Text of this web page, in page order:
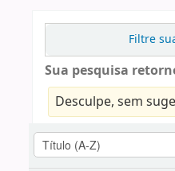
Filtre
Sua pesquisa
Desculpe, sem